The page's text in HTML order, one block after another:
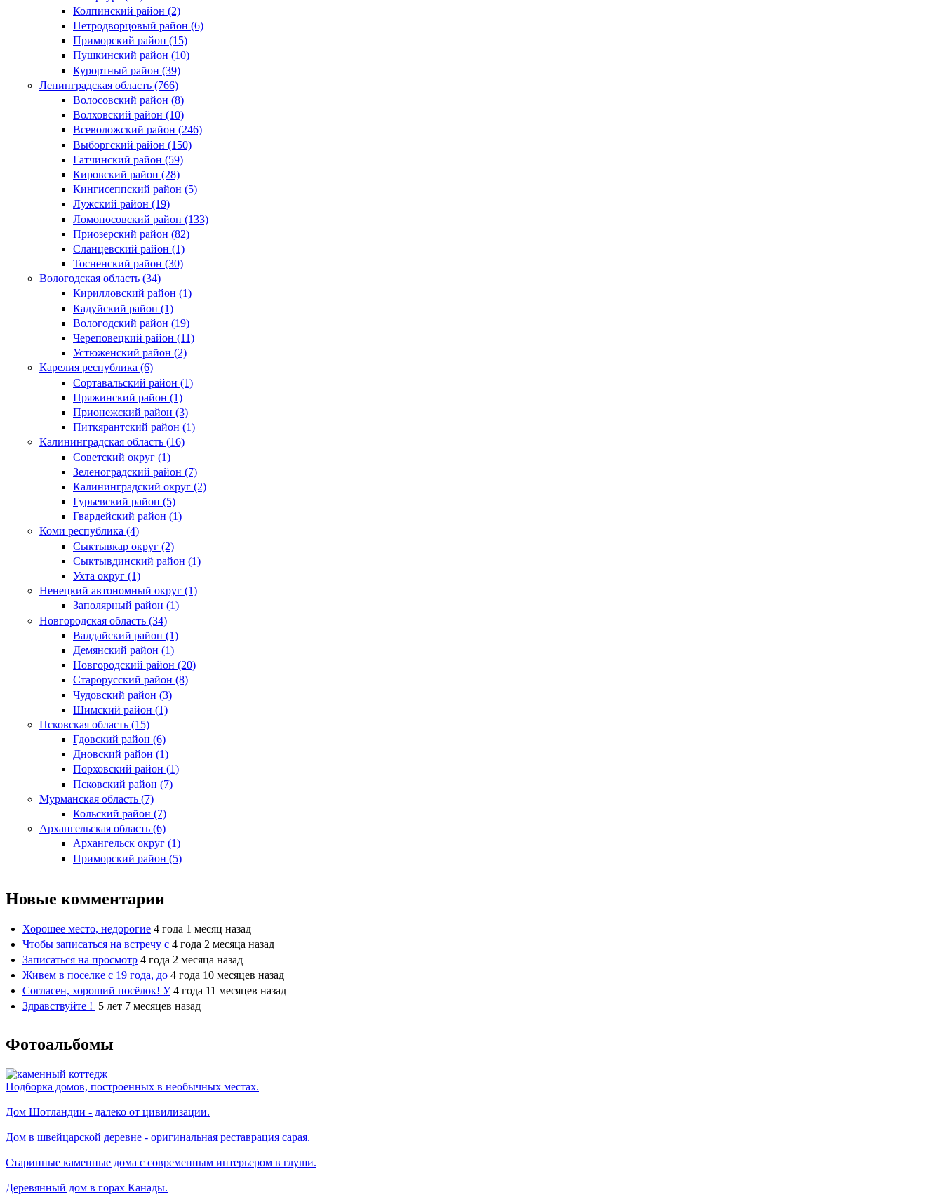
Колпинский район (2)
Петродворцовый район (6)
Приморский район (15)
Пушкинский район (10)
Курортный район (39)
Ленинградская область (766)
Волосовский район (8)
Волховский район (10)
Всеволожский район (246)
Выборгский район (150)
Гатчинский район (59)
Кировский район (28)
Кингисеппский район (5)
Лужский район (19)
Ломоносовский район (133)
Приозерский район (82)
Сланцевский район (1)
Тосненский район (30)
Вологодская область (34)
Кирилловский район (1)
Кадуйский район (1)
Вологодский район (19)
Череповецкий район (11)
Устюженский район (2)
Карелия республика (6)
Сортавальский район (1)
Пряжинский район (1)
Прионежский район (3)
Питкярантский район (1)
Калининградская область (16)
Советский округ (1)
Зеленоградский район (7)
Калининградский округ (2)
Гурьевский район (5)
Гвардейский район (1)
Коми республика (4)
Сыктывкар округ (2)
Сыктывдинский район (1)
Ухта округ (1)
Ненецкий автономный округ (1)
Заполярный район (1)
Новгородская область (34)
Валдайский район (1)
Демянский район (1)
Новгородский район (20)
Старорусский район (8)
Чудовский район (3)
Шимский район (1)
Псковская область (15)
Гдовский район (6)
Дновский район (1)
Порховский район (1)
Псковский район (7)
Мурманская область (7)
Кольский район (7)
Архангельская область (6)
Архангельск округ (1)
Приморский район (5)
Новые комментарии
Хорошее место, недорогие 4 года 1 месяц назад
Чтобы записаться на встречу с 4 года 2 месяца назад
Записаться на просмотр 4 года 2 месяца назад
Живем в поселке с 19 года, до 4 года 10 месяцев назад
Согласен, хороший посёлок! У 4 года 11 месяцев назад
Здравствуйте ! 5 лет 7 месяцев назад
Фотоальбомы
Подборка домов, построенных в необычных местах.
Дом Шотландии - далеко от цивилизации.
Дом в швейцарской деревне - оригинальная реставрация сарая.
Старинные каменные дома с современным интерьером в глуши.
Деревянный дом в горах Канады.